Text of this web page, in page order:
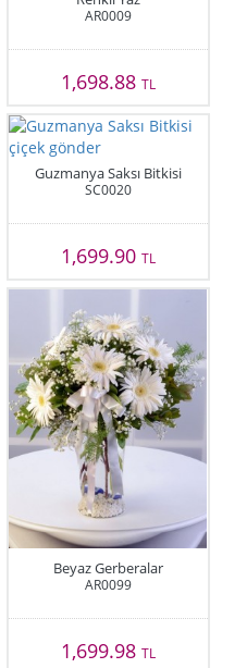
AR0009
1,698.88 TL
Guzmanya Saksı Bitkisi
SC0020
1,699.90 TL
Beyaz Gerberalar
AR0099
1,699.98 TL